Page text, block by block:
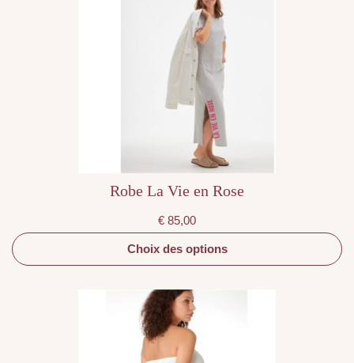
Robe La Vie en Rose
€ 85,00
Choix des options
plusieurs
variations.
Les
options
peuvent
choisies
la
produit
Ce
produit
a
plusieurs
variations.
Les